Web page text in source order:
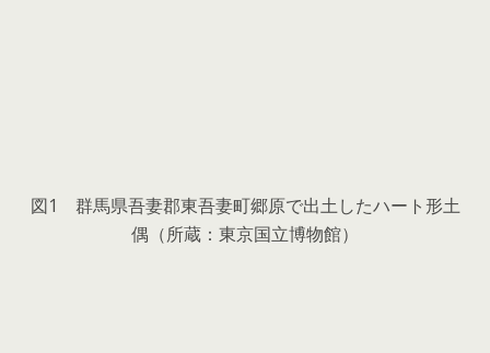
図1 群馬県吾妻郡東吾妻町郷原で出土したハート形土
偶（所蔵：東京国立博物館）